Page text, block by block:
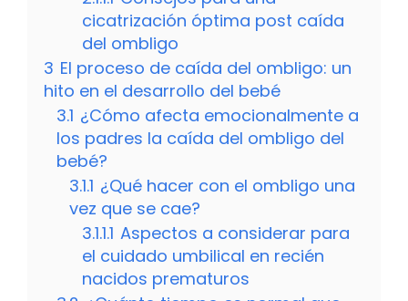
cicatrización óptima post caída
del ombligo
3 El proceso de caída del ombligo: un
hito en el desarrollo del bebé
3.1 ¿Cómo afecta emocionalmente a
los padres la caída del ombligo del
bebé?
3.1.1 ¿Qué hacer con el ombligo una
vez que se cae?
3.1.1.1 Aspectos a considerar para
el cuidado umbilical en recién
nacidos prematuros